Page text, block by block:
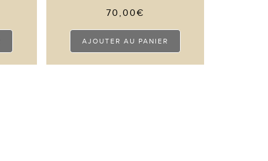
70,00€
AJOUTER AU PANIER